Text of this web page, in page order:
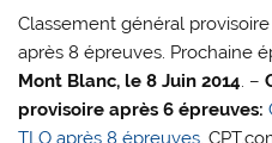
Classement général provisoire
après 8 épreuves. Prochaine
Mont Blanc, le 8 Juin 2014. –
provisoire après 6 épreuves:
TLO après 8 épreuves.